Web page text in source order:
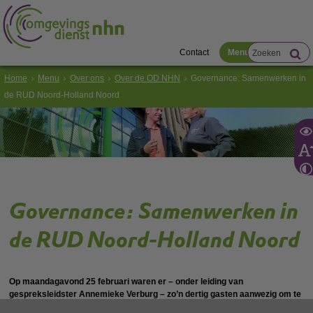
Contact Menu
Home Menu Over ons Over de OD NHN
Governance: Samenwerken in
de RUD Noord-Holland Noord
Governance: Samenwerken in
de RUD Noord-Holland Noord
Op maandagavond 25 februari waren er – onder leiding van
gespreksleidster Annemieke Verburg – zo’n dertig gasten aanwezig om te